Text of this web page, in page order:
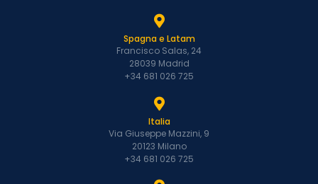
Spagna e Latam
Francisco Salas, 24
28039 Madrid
+34 681 026 725
Italia
Via Giuseppe Mazzini, 9
20123 Milano
+34 681 026 725